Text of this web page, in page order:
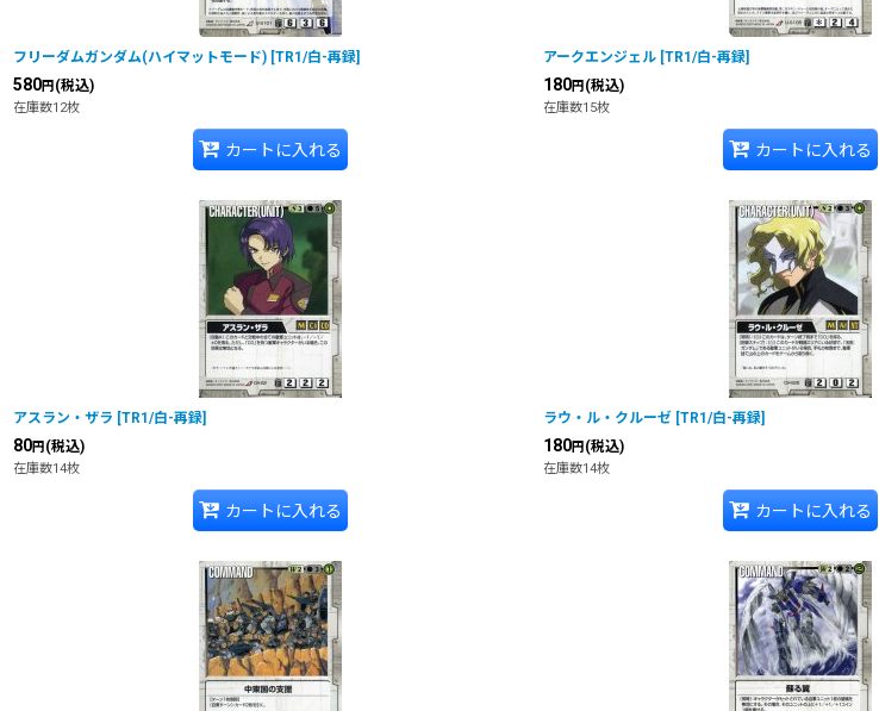
フリーダムガンダム(ハイマットモード) [TR1/白-再録]
580円 (税込)
在庫数12枚
カートに入れる
アークエンジェル [TR1/白-再録]
180円 (税込)
在庫数15枚
カートに入れる
アスラン・ザラ [TR1/白-再録]
80円 (税込)
在庫数14枚
カートに入れる
ラウ・ル・クルーゼ [TR1/白-再録]
180円 (税込)
在庫数14枚
カートに入れる